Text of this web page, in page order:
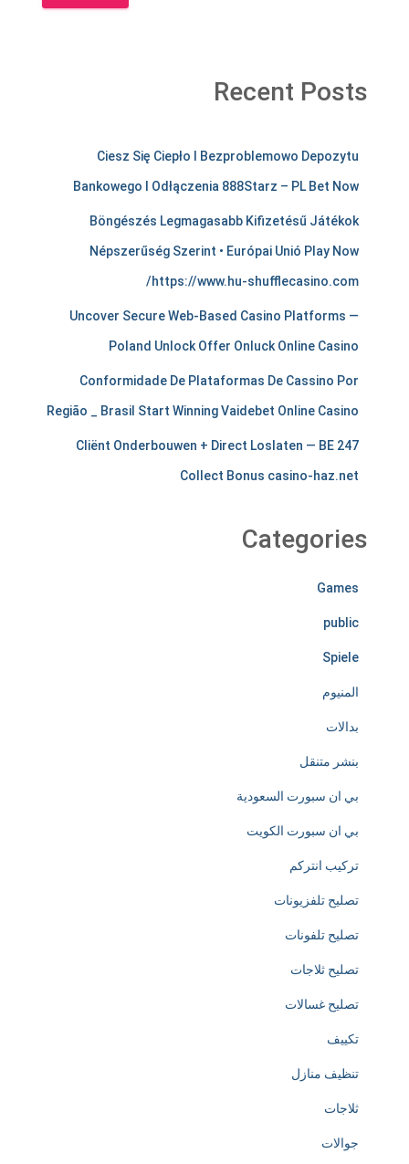
Recent Posts
e
c
h
a
n
s
e
s
s
y
d
e
d
c
a
e
d
o
Ciesz Się Ciepło I Bezproblemowo Depozytu
Bankowego I Odłączenia 888Starz – PL Bet Now
Böngészés Legmagasabb Kifizetésű Játékok
Népszerűség Szerint • Európai Unió Play Now
https://www.hu-shufflecasino.com/
Uncover Secure Web-Based Casino Platforms —
Poland Unlock Offer Onluck Online Casino
Conformidade De Plataformas De Cassino Por
Região _ Brasil Start Winning Vaidebet Online Casino
247 Cliënt Onderbouwen + Direct Loslaten — BE
Collect Bonus casino-haz.net
Categories
Games
public
Spiele
المنيوم
بدالات
بنشر متنقل
بي ان سبورت السعودية
بي ان سبورت الكويت
تركيب انتركم
تصليح تلفزيونات
تصليح تلفونات
تصليح ثلاجات
تصليح غسالات
تكييف
تنظيف منازل
ثلاجات
جوالات